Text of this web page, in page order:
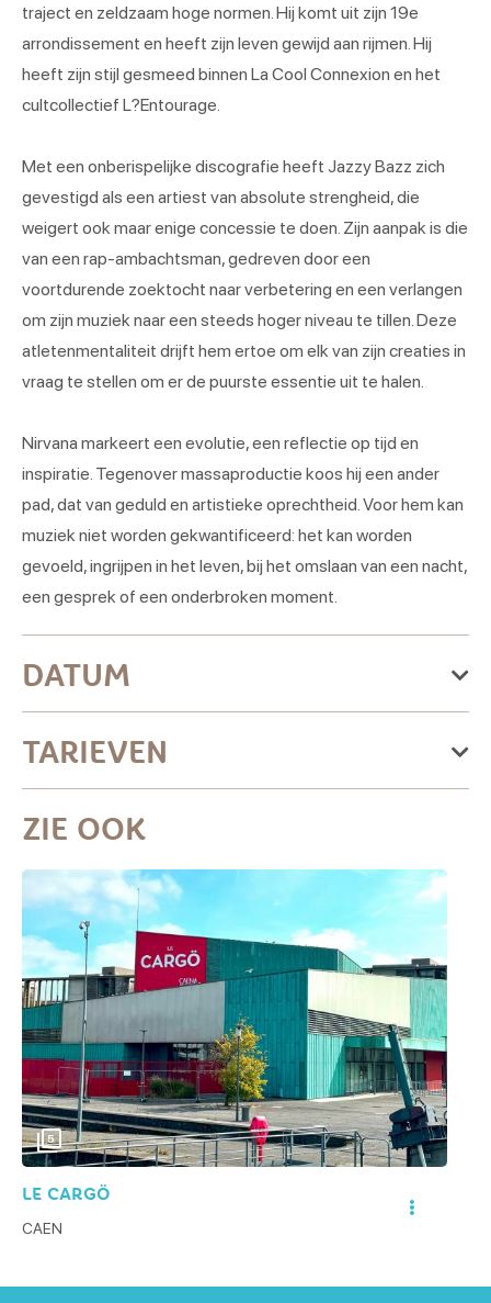
traject en zeldzaam hoge normen. Hij komt uit zijn 19e
arrondissement en heeft zijn leven gewijd aan rijmen. Hij
heeft zijn stijl gesmeed binnen La Cool Connexion en het
cultcollectief L?Entourage.
Met een onberispelijke discografie heeft Jazzy Bazz zich
gevestigd als een artiest van absolute strengheid, die
weigert ook maar enige concessie te doen. Zijn aanpak is die
van een rap-ambachtsman, gedreven door een
voortdurende zoektocht naar verbetering en een verlangen
om zijn muziek naar een steeds hoger niveau te tillen. Deze
atletenmentaliteit drijft hem ertoe om elk van zijn creaties in
vraag te stellen om er de puurste essentie uit te halen.
Nirvana markeert een evolutie, een reflectie op tijd en
inspiratie. Tegenover massaproductie koos hij een ander
pad, dat van geduld en artistieke oprechtheid. Voor hem kan
muziek niet worden gekwantificeerd: het kan worden
gevoeld, ingrijpen in het leven, bij het omslaan van een nacht,
een gesprek of een onderbroken moment.
DATUM
De donderdag 11 maart 2027
TARIEVEN
Kortingstarief
20€
21€
Basistarief
23€
28€
ZIE OOK
5
LE CARGÖ
CAEN